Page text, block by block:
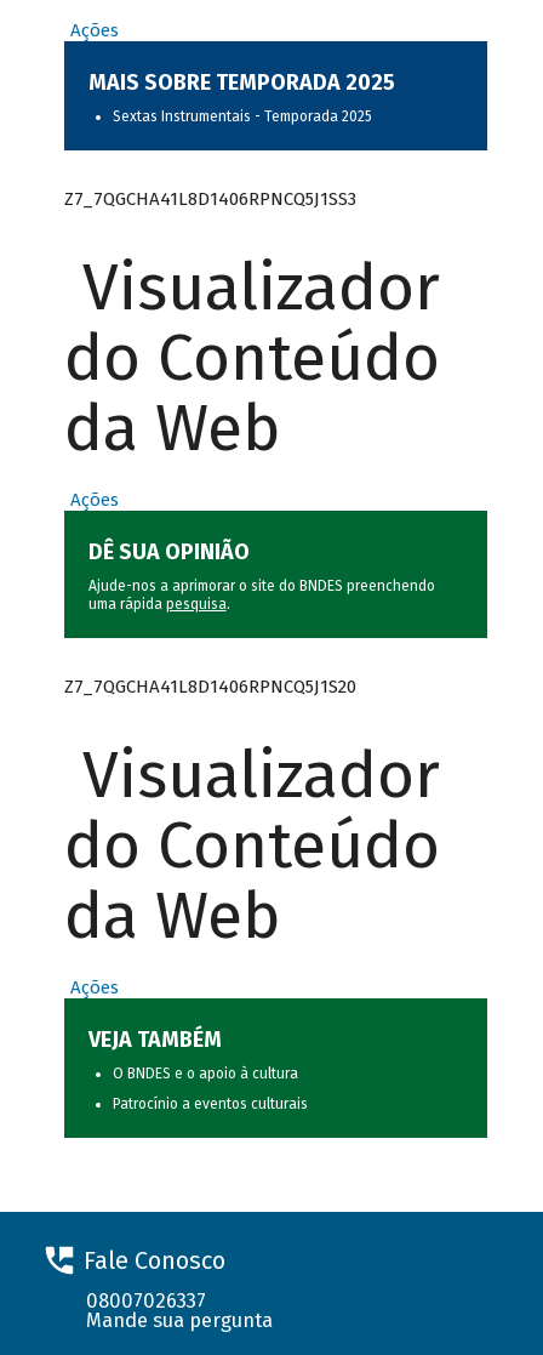
Ações
MAIS SOBRE TEMPORADA 2025
Sextas Instrumentais - Temporada 2025
Z7_7QGCHA41L8D1406RPNCQ5J1SS3
Visualizador
do Conteúdo
da Web
Ações
DÊ SUA OPINIÃO
Ajude-nos a aprimorar o site do BNDES preenchendo
uma rápida pesquisa.
Z7_7QGCHA41L8D1406RPNCQ5J1S20
Visualizador
do Conteúdo
da Web
Ações
VEJA TAMBÉM
O BNDES e o apoio à cultura
Patrocínio a eventos culturais
Fale Conosco
08007026337
Mande sua pergunta